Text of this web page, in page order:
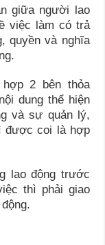
giữa người lao
việc làm có trả
quyền và nghĩa
2 bên thỏa
dung thể hiện
và sự quản lý,
được coi là hợp
lao động trước
thì phải giao